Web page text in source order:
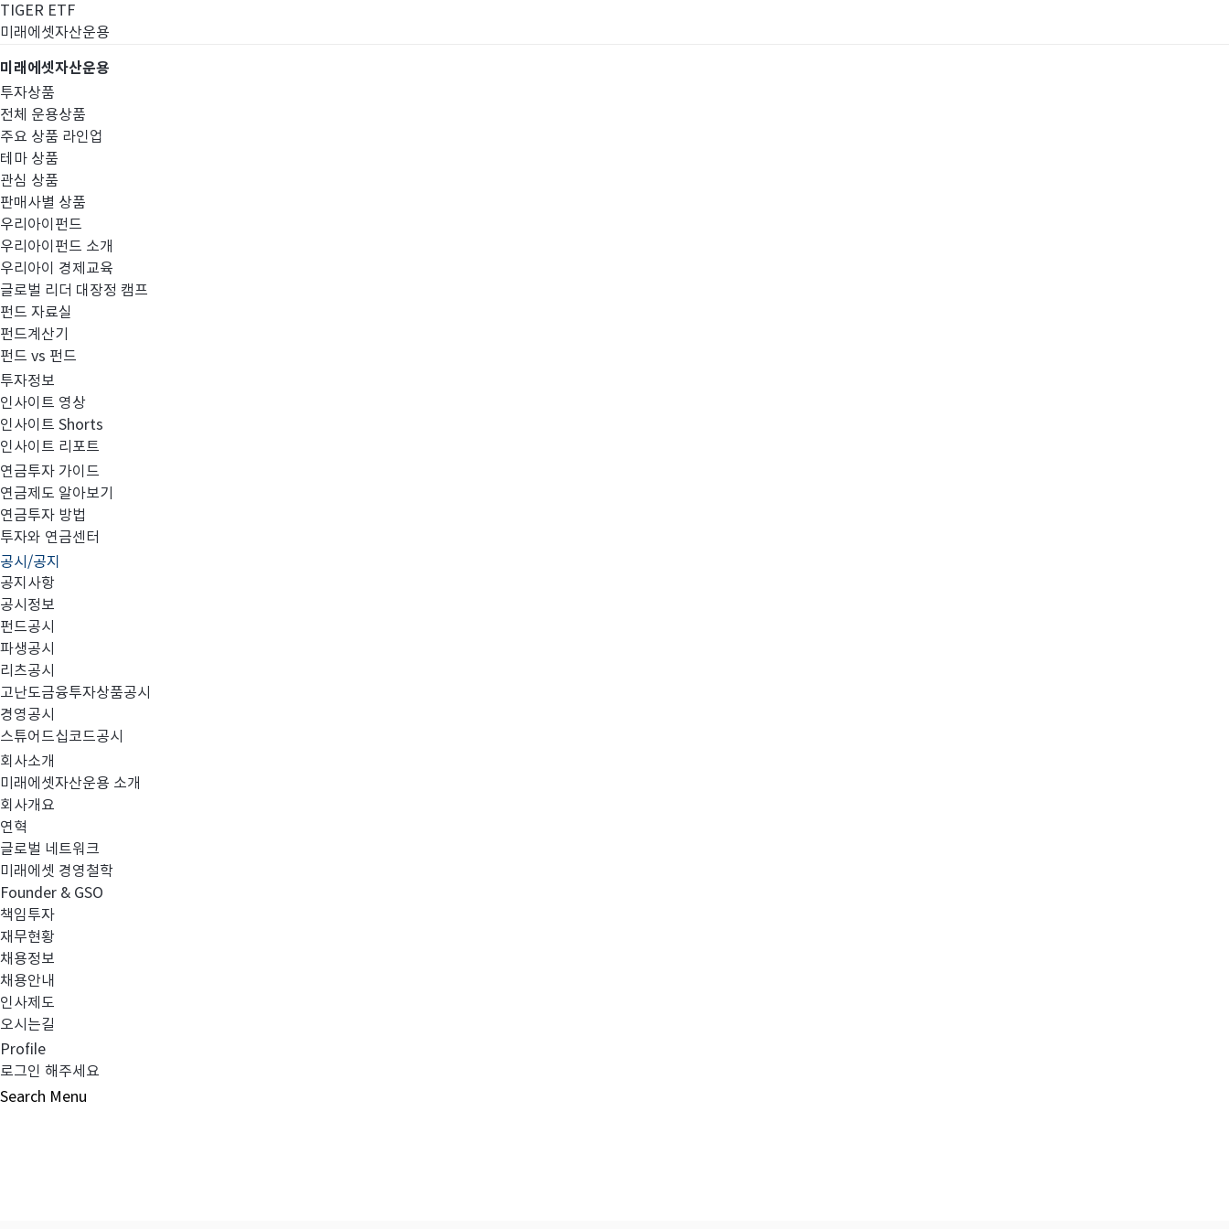
TIGER ETF
미래에셋자산운용
미래에셋자산운용
투자상품
전체 운용상품
주요 상품 라인업
테마 상품
관심 상품
판매사별 상품
우리아이펀드
우리아이펀드 소개
우리아이 경제교육
글로벌 리더 대장정 캠프
펀드 자료실
펀드계산기
펀드 vs 펀드
투자정보
인사이트 영상
인사이트 Shorts
인사이트 리포트
연금투자 가이드
연금제도 알아보기
연금투자 방법
투자와 연금센터
공시/공지
공지사항
공시정보
펀드공시
파생공시
리츠공시
고난도금융투자상품공시
경영공시
스튜어드십코드공시
회사소개
미래에셋자산운용 소개
회사개요
연혁
글로벌 네트워크
미래에셋 경영철학
Founder & GSO
책임투자
재무현황
채용정보
채용안내
인사제도
오시는길
Profile
로그인 해주세요
Search Menu
펀드공시
미래에셋맵스아시아퍼시픽부동산공모1호투자회사 2018년 2분기 영업보고서
미래에셋맵스아시아퍼시픽부동산공모1호투자회사 2018년 2분기 영업보고서
첨부파일을 확인하시기 바랍니다.
AP1호 2018년 2분기 영업보고서_20180827.pdf
이전글
다음글
목록보기